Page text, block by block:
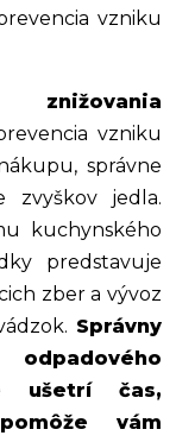
vzniku
vzniku
správne
zvyškov jedla.
kuchynského
predstavuje
zber a vývoz
Správny
ušetrí čas,
vám